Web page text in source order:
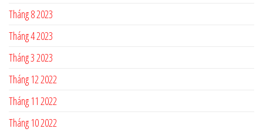
Tháng 8 2023
Tháng 4 2023
Tháng 3 2023
Tháng 12 2022
Tháng 11 2022
Tháng 10 2022